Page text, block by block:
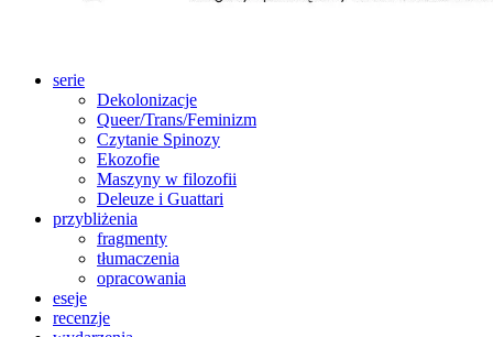
serie
Dekolonizacje
Queer/Trans/Feminizm
Czytanie Spinozy
Ekozofie
Maszyny w filozofii
Deleuze i Guattari
przybliżenia
fragmenty
tłumaczenia
opracowania
eseje
recenzje